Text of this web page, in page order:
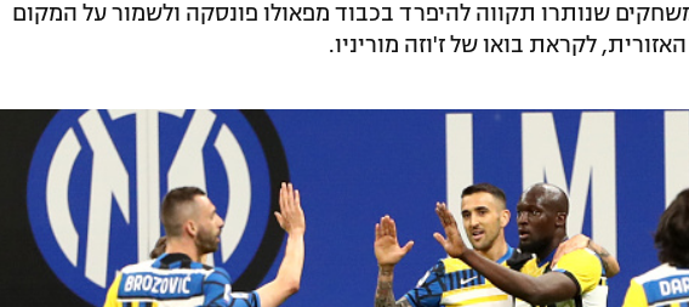
שנותרו תקווה להיפרד בכבוד מפאולו פונסקה ולשמור על המקום
לקראת בואו של ז'וזה מוריניו.